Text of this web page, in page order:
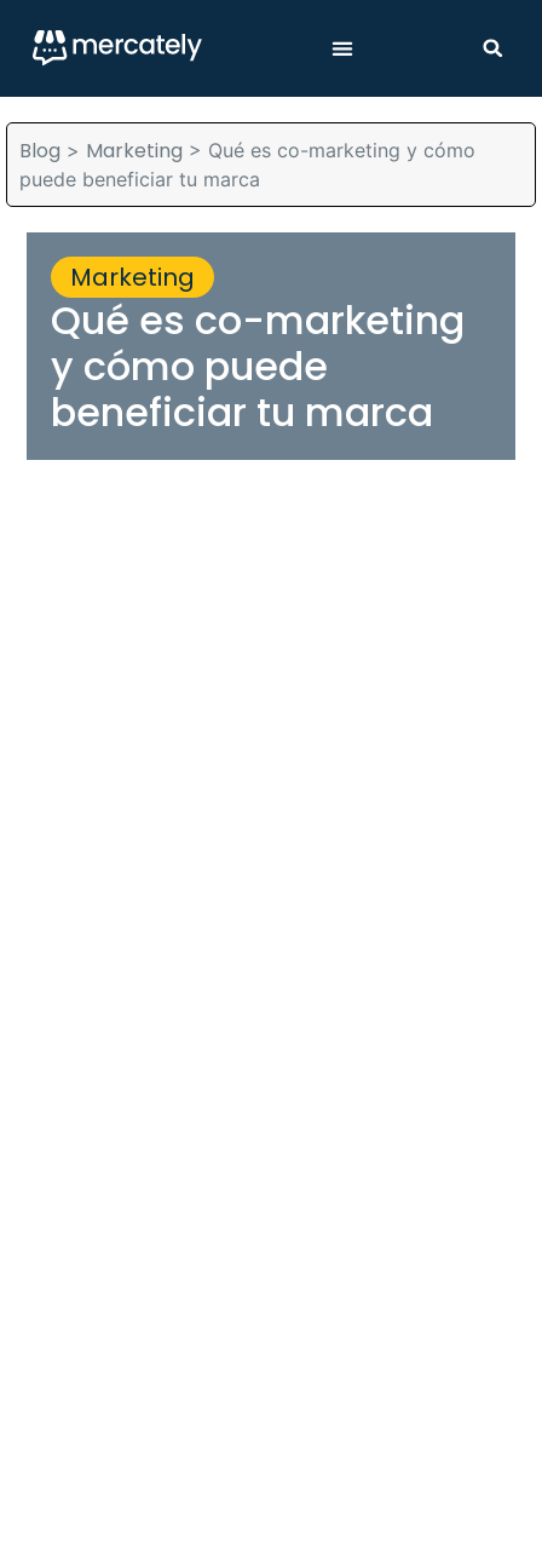
Blog > Marketing > Qué es co-marketing y cómo
puede beneficiar tu marca
Marketing
Qué es co-marketing
y cómo puede
beneficiar tu marca